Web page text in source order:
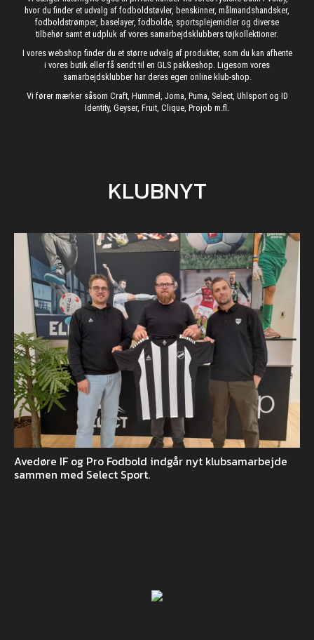
hvor du finder et udvalg af fodboldstøvler, benskinner, målmandshandsker,
fodboldstrømper, baselayer, fodbolde, sportsplejemidler og diverse
tilbehør samt et udpluk af vores samarbejdsklubbers tøjkollektioner.
I vores webshop finder du et større udvalg af produkter, som du kan afhente
i vores butik eller få sendt til en GLS pakkeshop. Ligesom vores
samarbejdsklubber har deres egen online klub-shop.
Vi fører mærker såsom Craft, Hummel, Joma, Puma, Select, Uhlsport og ID
Identity, Geyser, Fruit, Clique, Projob m.fl.
KLUBNYT
Avedøre IF og Pro Fodbold indgår nyt klubsamarbejde
sammen med Select Sport.